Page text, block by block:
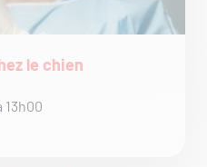
le chien
13h00